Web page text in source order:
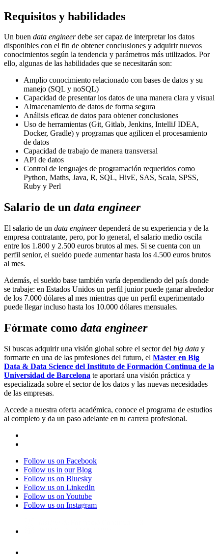
Requisitos y habilidades
Un buen data engineerdebe ser capaz de interpretar los datos
disponibles con el fin de obtener conclusiones y adquirir nuevos
conocimientos según la tendencia y parámetros más utilizados. Por
ello, algunas de las habilidades que se necesitarán son:
Amplio conocimiento relacionado con bases de datos y su
manejo (SQL y noSQL)
Capacidad de presentar los datos de una manera clara y visual
Almacenamiento de datos de forma segura
Análisis eficaz de datos para obtener conclusiones
Uso de herramientas (Git, Gitlab, Jenkins, IntelliJ IDEA,
Docker, Gradle) y programas que agilicen el procesamiento
de datos
Capacidad de trabajo de manera transversal
API de datos
Control de lenguajes de programación requeridos como
Python, Maths, Java, R, SQL, HivE, SAS, Scala, SPSS,
Ruby y Perl
Salario de un data engineer
El salario de un data engineerdependerá de su experiencia y de la
empresa contratante, pero, por lo general, el salario medio oscila
entre los 1.800 y 2.500 euros brutos al mes. Si se cuenta con un
perfil senior, el sueldo puede aumentar hasta los 4.500 euros brutos
al mes.
Además, el sueldo base también varía dependiendo del país donde
se trabaje: en Estados Unidos un perfil junior puede ganar alrededor
de los 7.000 dólares al mes mientras que un perfil experimentado
puede llegar incluso hasta los 10.000 dólares mensuales.
Fórmate como data engineer
Si buscas adquirir una visión global sobre el sector del big data y
formarte en una de las profesiones del futuro, el Máster en Big
Data & Data Science del Instituto de Formación Continua de la
Universidad de Barcelona te aportará una visión práctica y
especializada sobre el sector de los datos y las nuevas necesidades
de las empresas.
Accede a nuestra oferta académica, conoce el programa de estudios
al completo y da un paso adelante en tu carrera profesional.
Follow us on Facebook
Follow us in our Blog
Follow us on Bluesky
Follow us on LinkedIn
Follow us on Youtube
Follow us on Instagram